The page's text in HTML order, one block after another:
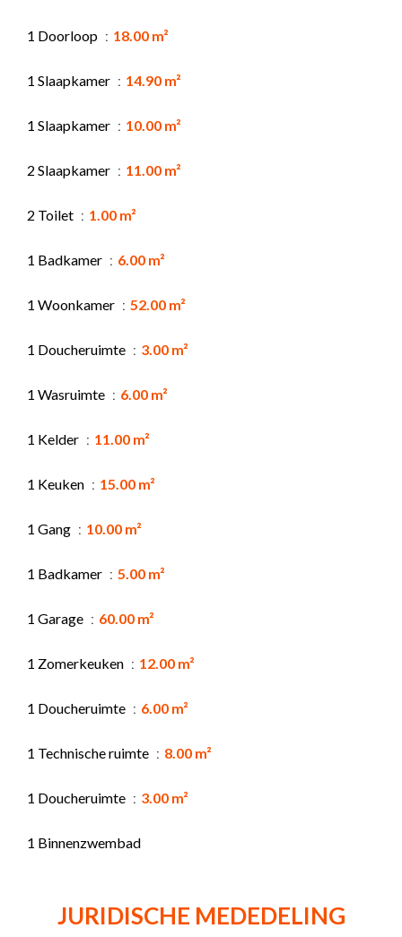
1 Doorloop 18.00 m²
1 Slaapkamer 14.90 m²
1 Slaapkamer 10.00 m²
2 Slaapkamer 11.00 m²
2 Toilet 1.00 m²
1 Badkamer 6.00 m²
1 Woonkamer 52.00 m²
1 Doucheruimte 3.00 m²
1 Wasruimte 6.00 m²
1 Kelder 11.00 m²
1 Keuken 15.00 m²
1 Gang 10.00 m²
1 Badkamer 5.00 m²
1 Garage 60.00 m²
1 Zomerkeuken 12.00 m²
1 Doucheruimte 6.00 m²
1 Technische ruimte 8.00 m²
1 Doucheruimte 3.00 m²
1 Binnenzwembad
JURIDISCHE MEDEDELING